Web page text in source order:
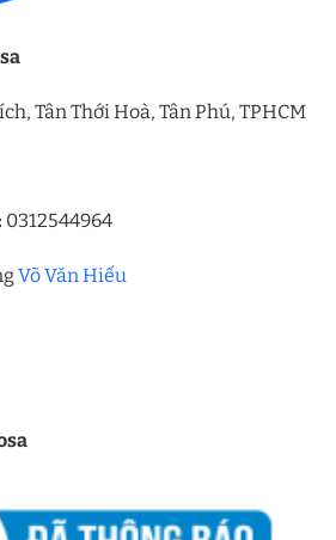
Tân Thới Hoà, Tân Phú, TPHCM
0312544964
Võ Văn Hiếu